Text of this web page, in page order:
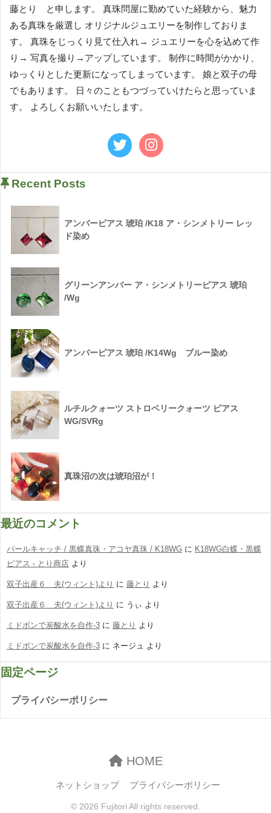
藤とり と申します。 真珠問屋に勤めていた経験から、魅力
ある真珠を厳選し オリジナルジュエリーを制作しておりま
す。 真珠をじっくり見て仕入れ→ ジュエリーを心を込めて作
り→ 写真を撮り→アップしています。 制作に時間がかかり、
ゆっくりとした更新になってしまっています。 娘と双子の母
でもあります。 日々のこともつづっていけたらと思っていま
す。 よろしくお願いいたします。
Recent Posts
アンバーピアス 琥珀 /K18 ア・シンメトリー レッ
ド染め
グリーンアンバー ア・シンメトリーピアス 琥珀
/Wg
アンバーピアス 琥珀 /K14Wg ブルー染め
ルチルクォーツ ストロベリークォーツ ピアス
WG/SVRg
真珠沼の次は琥珀沼が！
最近のコメント
パールキャッチ / 黒蝶真珠・アコヤ真珠 / K18WG に K18WG白蝶・黒蝶
ピアス - とり商店 より
双子出産６ 夫(ウィント)より に 藤とり より
双子出産６ 夫(ウィント)より に うぃ より
ミドボンで炭酸水を自作-3 に 藤とり より
ミドボンで炭酸水を自作-3 に ネージュ より
固定ページ
プライバシーポリシー
HOME
ネットショップ プライバシーポリシー
© 2026 Fujitori All rights reserved.